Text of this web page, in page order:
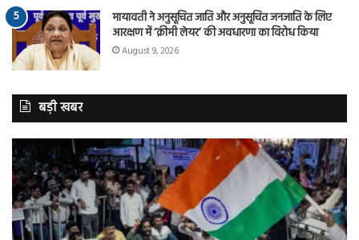
मायावती ने अनुसूचित जाति और अनुसूचित जनजाति के लिए
आरक्षण में ‘क्रीमी लेयर’ की अवधारणा का विरोध किया
August 9, 2026
बड़ी खबर